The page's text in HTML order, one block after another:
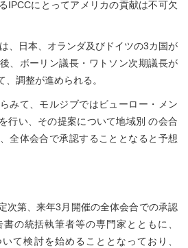
IPCCにとってアメリカの貢献は不可欠
、日本、オランダ及びドイツの3カ国が
、ボーリン議長・ワトソン次期議長が
調整が進められる。
みて、モルジブではビューロー・メン
行い、その提案について地域別 の会合
全体会合で承認することとなると予想
次第、来年3月開催の全体会合での承認
の統括執筆者等の専門家とともに、
て検討を始めることとなっており、